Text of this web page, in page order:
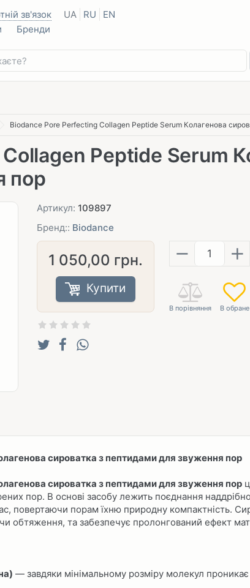
зв'язок UA RU EN
Бренди
Biodance Pore Perfecting Collagen Peptide Serum Колагенова
Peptide Serum
пор
Артикул: 109897
Бренд:: Biodance
1 050,00 грн.
Купити
− +
сироватка з пептидами для звуження пор
сироватка з пептидами для звуження пор
пор. В основі засобу лежить поєднання
повертаючи порам їхню природну компактність.
обтяження, та забезпечує пролонгований ефект
— завдяки мінімальному розміру молекул